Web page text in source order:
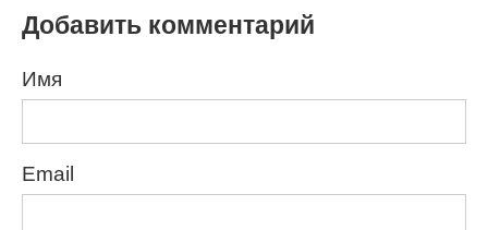
Добавить комментарий
Имя
Email